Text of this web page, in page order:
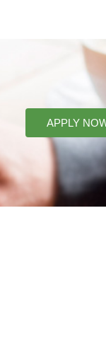
APPLY